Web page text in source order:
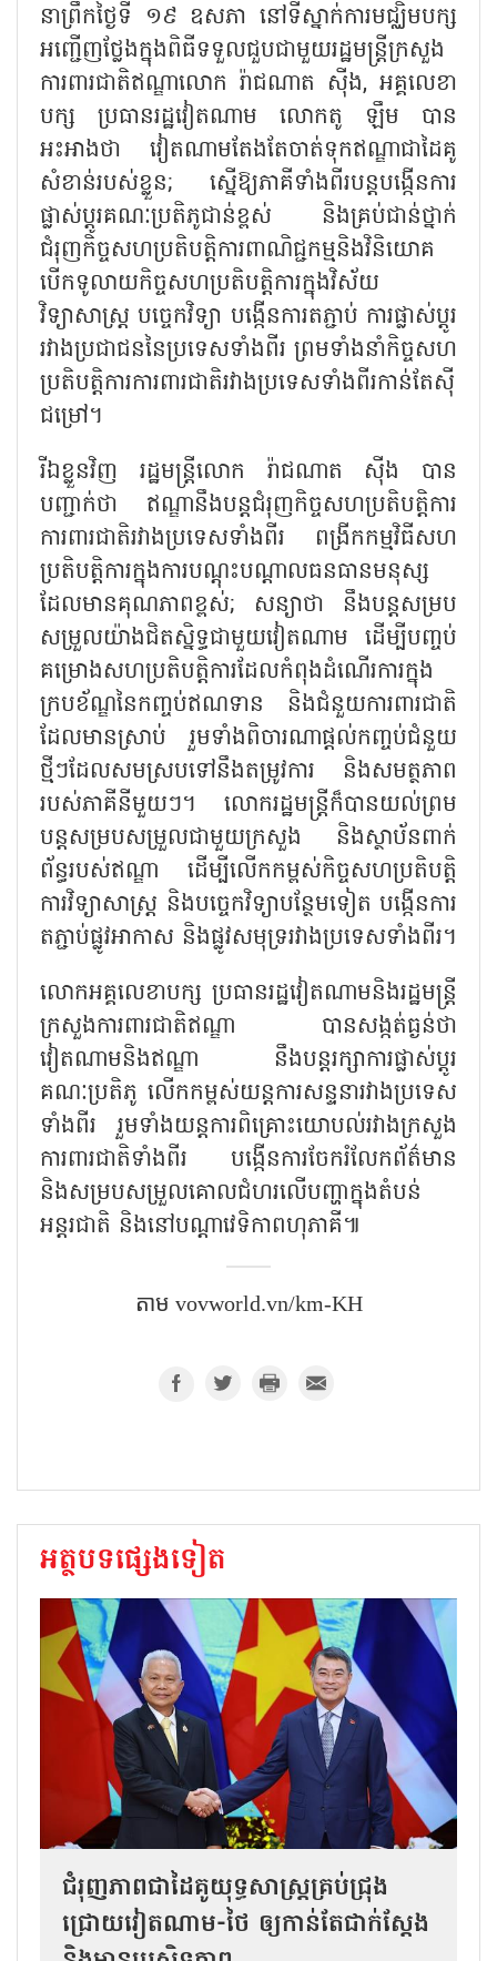
នាព្រឹកថ្ងៃទី ១៩ ឧសភា នៅទីស្នាក់ការមជ្ឈិមបក្ស
អញ្ជើញថ្លែងក្នុងពិធីទទួលជួបជាមួយរដ្ឋមន្ត្រីក្រសួង
ការពារជាតិឥណ្ឌាលោក រ៉ាជណាត ស៊ីង, អគ្គលេខា
បក្ស ប្រធានរដ្ឋវៀតណាម លោកតូ ឡឹម បាន
អះអាងថា វៀតណាមតែងតែចាត់ទុកឥណ្ឌាជាដៃគូ
សំខាន់របស់ខ្លួន; ស្នើឱ្យភាគីទាំងពីរបន្តបង្កើនការ
ផ្លាស់ប្តូរគណៈប្រតិភូជាន់ខ្ពស់ និងគ្រប់ជាន់ថ្នាក់
ជំរុញកិច្ចសហប្រតិបត្តិការពាណិជ្ជកម្មនិងវិនិយោគ
បើកទូលាយកិច្ចសហប្រតិបត្តិការក្នុងវិស័យ
វិទ្យាសាស្ត្រ បច្ចេកវិទ្យា បង្កើនការតភ្ជាប់ ការផ្លាស់ប្តូរ
រវាងប្រជាជននៃប្រទេសទាំងពីរ ព្រមទាំងនាំកិច្ចសហ
ប្រតិបត្តិការការពារជាតិរវាងប្រទេសទាំងពីរកាន់តែស៊ី
ជម្រៅ។
រីឯខ្លួនវិញ រដ្ឋមន្ត្រីលោក រ៉ាជណាត ស៊ីង បាន
បញ្ជាក់ថា ឥណ្ឌានឹងបន្តជំរុញកិច្ចសហប្រតិបត្តិការ
ការពារជាតិរវាងប្រទេសទាំងពីរ ពង្រីកកម្មវិធីសហ
ប្រតិបត្តិការក្នុងការបណ្តុះបណ្តាលធនធានមនុស្ស
ដែលមានគុណភាពខ្ពស់; សន្យាថា នឹងបន្តសម្រប
សម្រួលយ៉ាងជិតស្និទ្ធជាមួយវៀតណាម ដើម្បីបញ្ចប់
គម្រោងសហប្រតិបត្តិការដែលកំពុងដំណើរការក្នុង
ក្របខ័ណ្ឌនៃកញ្ចប់ឥណទាន និងជំនួយការពារជាតិ
ដែលមានស្រាប់ រួមទាំងពិចារណាផ្តល់កញ្ចប់ជំនួយ
ថ្មីៗដែលសមស្របទៅនឹងតម្រូវការ និងសមត្ថភាព
របស់ភាគីនីមួយៗ។ លោករដ្ឋមន្ត្រីក៏បានយល់ព្រម
បន្តសម្របសម្រួលជាមួយក្រសួង និងស្ថាប័នពាក់
ព័ន្ធរបស់ឥណ្ឌា ដើម្បីលើកកម្ពស់កិច្ចសហប្រតិបត្តិ
ការវិទ្យាសាស្ត្រ និងបច្ចេកវិទ្យាបន្ថែមទៀត បង្កើនការ
តភ្ជាប់ផ្លូវអាកាស និងផ្លូវសមុទ្ររវាងប្រទេសទាំងពីរ។
លោកអគ្គលេខាបក្ស ប្រធានរដ្ឋវៀតណាមនិងរដ្ឋមន្ត្រី
ក្រសួងការពារជាតិឥណ្ឌា បានសង្កត់ធ្ងន់ថា
វៀតណាមនិងឥណ្ឌា នឹងបន្តរក្សាការផ្លាស់ប្តូរ
គណៈប្រតិភូ លើកកម្ពស់យន្តការសន្ទនារវាងប្រទេស
ទាំងពីរ រួមទាំងយន្តការពិគ្រោះយោបល់រវាងក្រសួង
ការពារជាតិទាំងពីរ បង្កើនការចែករំលែកព័ត៌មាន
និងសម្របសម្រួលគោលជំហរលើបញ្ហាក្នុងតំបន់
អន្តរជាតិ និងនៅបណ្តាវេទិកាពហុភាគី៕
តាម vovworld.vn/km-KH
អត្ថបទផ្សេងទៀត
ជំរុញភាពជាដៃគូយុទ្ធសាស្ត្រគ្រប់ជ្រុង
ជ្រោយវៀតណាម-ថៃ ឲ្យកាន់តែជាក់ស្ដែង